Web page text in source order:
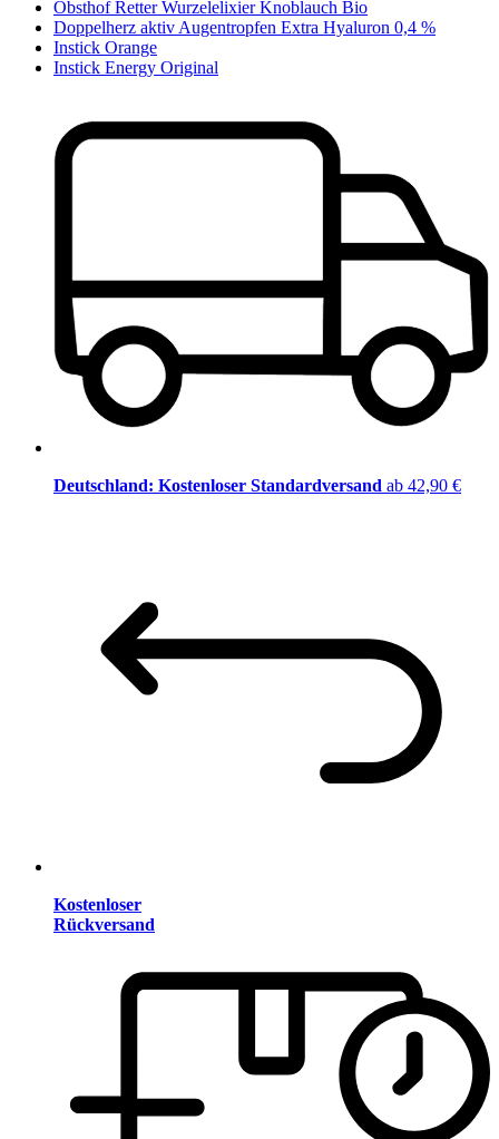
Obsthof Retter Wurzelelixier Knoblauch Bio
Doppelherz aktiv Augentropfen Extra Hyaluron 0,4 %
Instick Orange
Instick Energy Original
Deutschland: Kostenloser Standardversand ab 42,90 €
Kostenloser
Rückversand